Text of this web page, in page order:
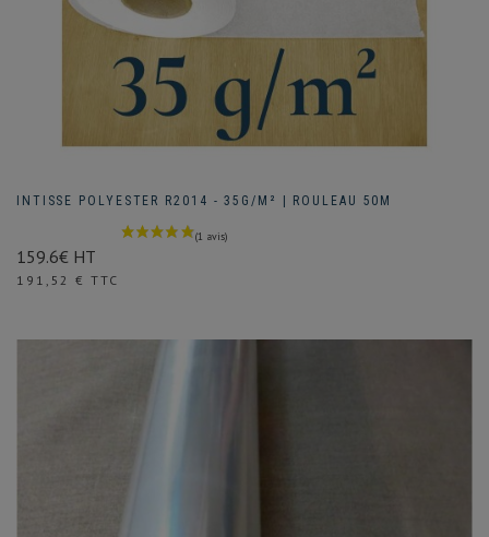
INTISSE POLYESTER R2014 - 35G/M² | ROULEAU 50M
159.6€ HT
Prix
191,52 € TTC